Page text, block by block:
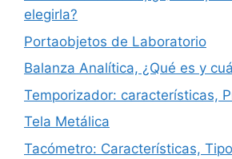
elegirla?
Portaobjetos de Laboratorio
Balanza Analítica, ¿Qué es y
Temporizador: características,
Tela Metálica
Tacómetro: Características,